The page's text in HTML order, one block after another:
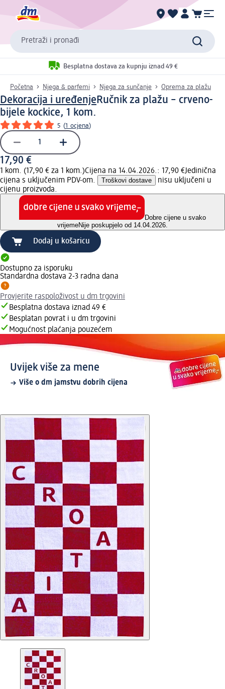
Pretraži i pronađi
Besplatna dostava za kupnju iznad 49 €
Početna Njega & parfemi Njega za sunčanje Oprema za plažu
Dekoracija i uređenjeRučnik za plažu – crveno-
bijele kockice, 1 kom.
5 (1 ocjena)
17,90 €
1 kom. (17,90 € za 1 kom.)Cijena na 14.04.2026.: 17,90 €Jedinična
cijena s uključenim PDV-om.
Troškovi dostave
nisu uključeni u
cijenu proizvoda.
Dobre cijene u svako
vrijemeNije poskupjelo od 14.04.2026.
Dodaj u košaricu
Dostupno za isporuku
Standardna dostava 2-3 radna dana
Provjerite raspoloživost u dm trgovini
Besplatna dostava iznad 49 €
Besplatan povrat i u dm trgovini
Mogućnost plaćanja pouzećem
Uvijek više za mene
Više o dm jamstvu dobrih cijena